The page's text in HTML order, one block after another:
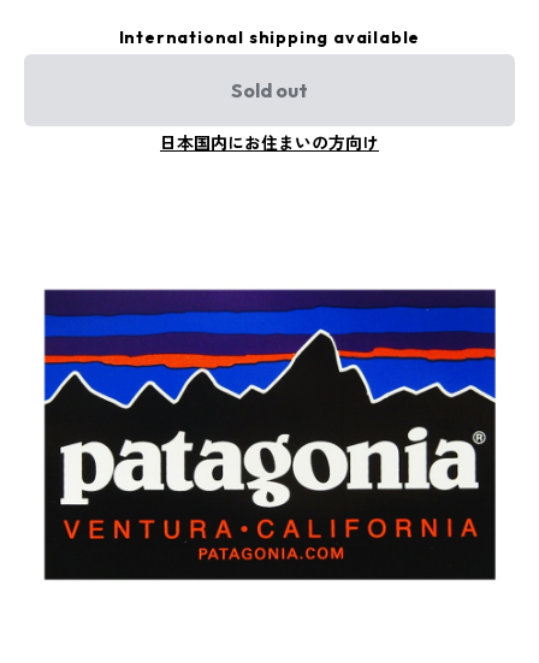
International shipping available
Sold out
日本国内にお住まいの方向け